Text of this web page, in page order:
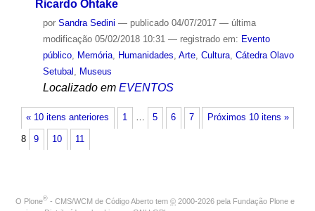
Ricardo Ohtake
por Sandra Sedini — publicado04/07/2017 — última
modificação05/02/2018 10:31 — registrado em: Evento
público, Memória, Humanidades, Arte, Cultura, Cátedra Olavo
Setubal , Museus
Localizado em EVENTOS
« 10 itens anteriores Próximos 10 itens »
1 … 5 6 7
8 9 10 11
O Plone® - CMS/WCM de Código Aberto tem © 2000-2026 pela Fundação Plone e